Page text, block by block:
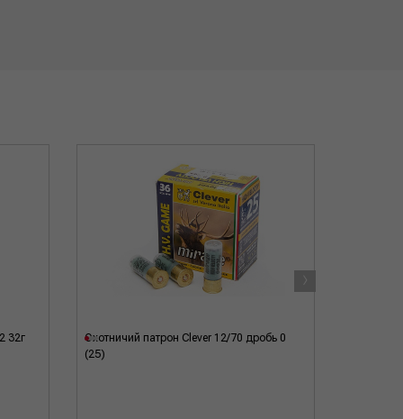
32г
Охотничий патрон Clever 12/70 дробь 0
(25)
›